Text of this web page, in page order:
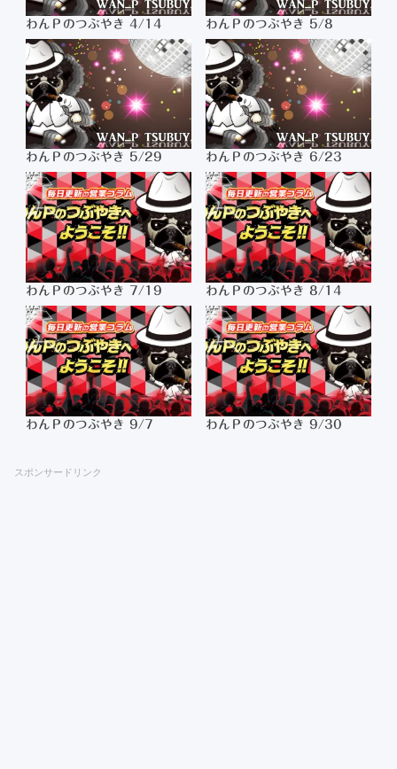
わんＰのつぶやき 4/14 わんＰのつぶやき 5/8
わんＰのつぶやき 5/29 わんＰのつぶやき 6/23
わんＰのつぶやき 7/19 わんＰのつぶやき 8/14
わんＰのつぶやき 9/7 わんＰのつぶやき 9/30
スポンサードリンク